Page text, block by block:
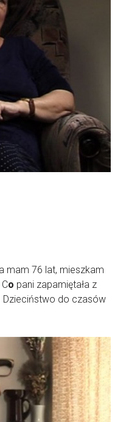
mam 76 lat, mieszkam
o pani zapamiętała z
do czasów